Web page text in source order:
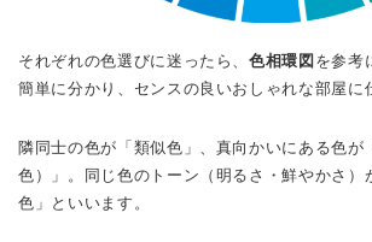
それぞれの色選びに迷ったら、色相環図 を参考
簡単に分かり、センスの良いおしゃれな部屋に
隣同士の色が「類似色」、真向かいにある色が
色）」。同じ色のトーン（明るさ・鮮やかさ）
色」といいます。